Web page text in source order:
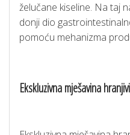
želučane kiseline. Na taj
donji dio
pomoću mehanizma
Ekskluzivna mješavina